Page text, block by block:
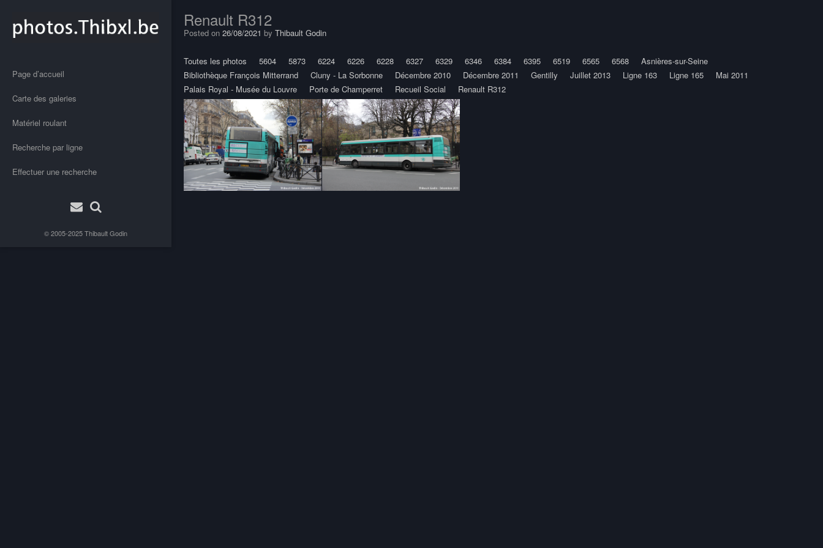
Page d’accueil
Carte des galeries
Matériel roulant
Recherche par ligne
Effectuer une recherche
© 2005-2025Thibault Godin
Renault R312
Posted on 26/08/2021 by Thibault Godin
Toutes les photos 5604 5873 6224 6226 6228 6327 6329 6346 6384 6395 6519 6565 6568
Asnières-sur-Seine
Bibliothèque François Mitterrand
Cluny - La Sorbonne Décembre 2010 Décembre 2011 Gentilly Juillet 2013 Ligne 163 Ligne 165
Mai 2011
Palais Royal - Musée du Louvre
Porte de Champerret Recueil Social Renault R312